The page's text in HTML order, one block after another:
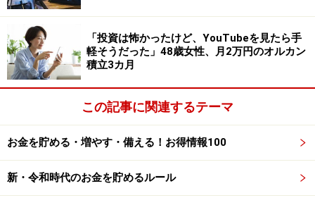
預貯金を増やしておきたいので、ほぼ貯金」する予定と
のこと。
最後に、夏ボーナスを受け取る予定のある人に向けて
は、「ボーナスがあるからいい、ということではなく
て、年間でいくら貰えているかだと思います。貰えたか
らと言って思いっきり使うのではなく、視野を広げてラ
イフプランに生かせるといいのではないか」とアドバイ
「投資は怖かったけど、YouTubeを見たら手
軽そうだった」48歳女性、月2万円のオルカン
積立3カ月
この記事に関連するテーマ
お金を貯める・増やす・備える！お得情報100
新・令和時代のお金を貯めるルール